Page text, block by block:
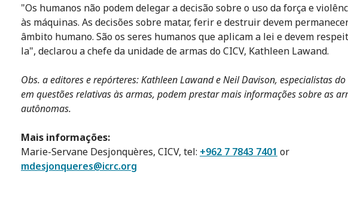
"Os humanos não podem delegar a decisão sobre o uso da força e
às máquinas. As decisões sobre matar, ferir e destruir devem
âmbito humano. São os seres humanos que aplicam a lei e devem
la", declarou a chefe da unidade de armas do CICV, Kathleen Lawand.
Obs. a editores e repórteres: Kathleen Lawand e Neil Davison, especialistas do
em questões relativas às armas, podem prestar mais informações sobre as
autônomas.
Mais informações:
Marie-Servane Desjonquères, CICV, tel: +962 7 7843 7401 or
mdesjonqueres@icrc.org